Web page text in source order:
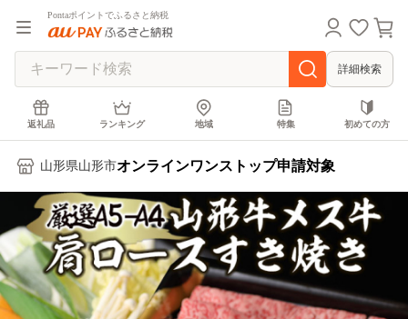
Pontaポイントでふるさと納税
詳細検索
返礼品 ランキング 地域 特集 初めての方
山形県山形市オンラインワンストップ申請対象